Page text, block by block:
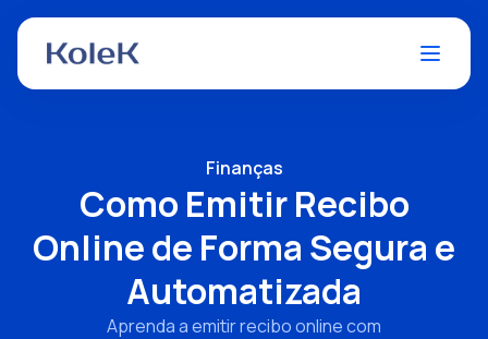
Finanças
Como Emitir Recibo
Online de Forma Segura e
Automatizada
Aprenda a emitir recibo online com